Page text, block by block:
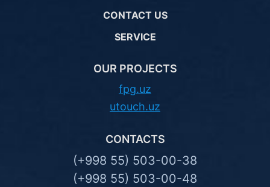
CONTACT US
SERVICE
OUR PROJECTS
fpg.uz
utouch.uz
CONTACTS
(+998 55) 503-00-38
(+998 55) 503-00-48